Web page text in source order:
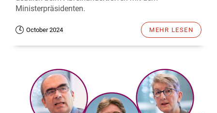
Ministerpräsidenten.
October 2024 MEHR LESEN